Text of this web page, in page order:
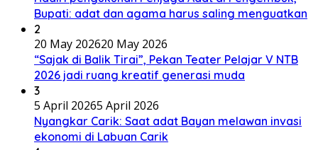
Bupati: adat dan agama harus saling menguatkan
2
20 May 202620 May 2026
“Sajak di Balik Tirai”, Pekan Teater Pelajar V NTB
2026 jadi ruang kreatif generasi muda
3
5 April 20265 April 2026
Nyangkar Carik: Saat adat Bayan melawan invasi
ekonomi di Labuan Carik